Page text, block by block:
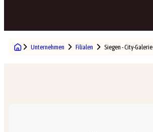
Unternehmen Filialen Siegen - City-Galerie